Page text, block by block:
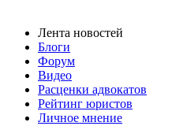
Лента новостей
Блоги
Форум
Видео
Расценки адвокатов
Рейтинг юристов
Личное мнение